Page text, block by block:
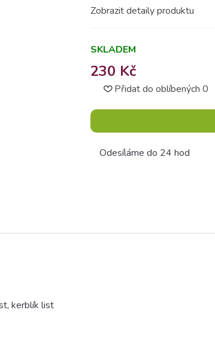
Zobrazit detaily produktu
SKLADEM
230 Kč
Přidat do oblíbených 0
Odesíláme do 24 hod
kerblík list